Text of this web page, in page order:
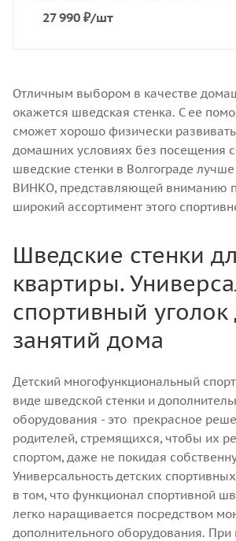
27 990 ₽/шт
Отличным выбором в качестве
окажется шведская стенка. С ее
сможет хорошо физически
домашних условиях без посещения
шведские стенки в Волгограде
ВИНКО, представляющей вниманию
широкий ассортимент этого
Шведские стенки
квартиры.
спортивный уголок
занятий дома
Детский многофункциональный
виде шведской стенки и
оборудования - это прекрасное
родителей, стремящихся, чтобы их
спортом, даже не покидая
Универсальность детских
в том, что функционал спортивной
легко наращивается посредством
дополнительного оборудования.